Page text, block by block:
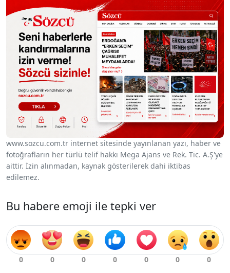
www.sozcu.com.tr internet sitesinde yayınlanan yazı, haber ve
fotoğrafların her türlü telif hakkı Mega Ajans ve Rek. Tic. A.Ş'ye
aittir. İzin alınmadan, kaynak gösterilerek dahi iktibas
edilemez.
Bu habere emoji ile tepki ver